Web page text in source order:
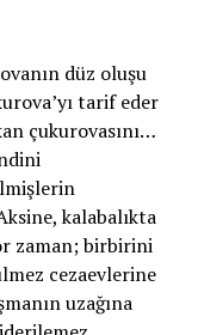
düz oluşu
tarif eder
çukurovasını…
kalabalıkta
zaman; birbirini
cezaevlerine
uzağına